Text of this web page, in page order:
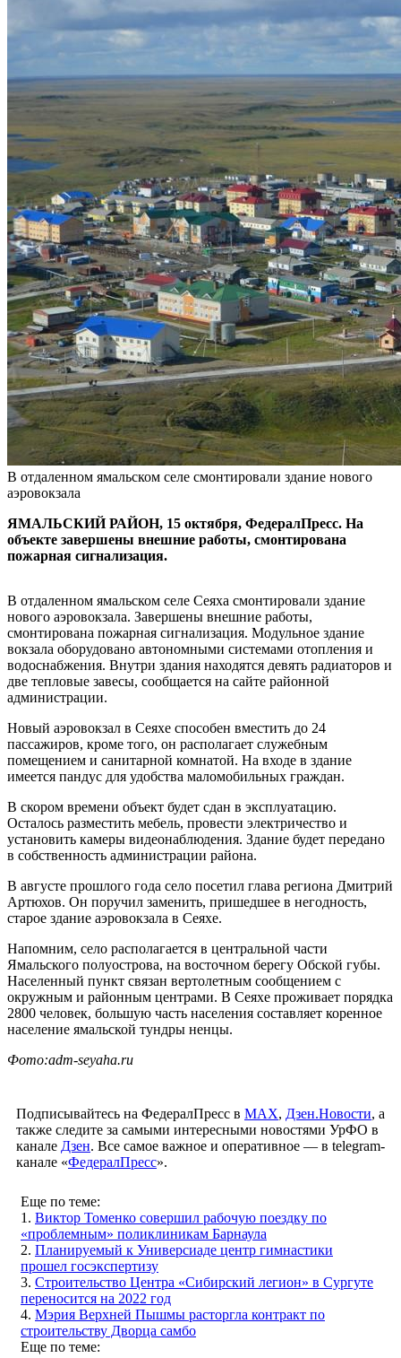
В отдаленном ямальском селе смонтировали здание нового
аэровокзала
ЯМАЛЬСКИЙ РАЙОН, 15 октября, ФедералПресс. На
объекте завершены внешние работы, смонтирована
пожарная сигнализация.
В отдаленном ямальском селе Сеяха смонтировали здание
нового аэровокзала. Завершены внешние работы,
смонтирована пожарная сигнализация. Модульное здание
вокзала оборудовано автономными системами отопления и
водоснабжения. Внутри здания находятся девять радиаторов и
две тепловые завесы, сообщается на сайте районной
администрации.
Новый аэровокзал в Сеяхе способен вместить до 24
пассажиров, кроме того, он располагает служебным
помещением и санитарной комнатой. На входе в здание
имеется пандус для удобства маломобильных граждан.
В скором времени объект будет сдан в эксплуатацию.
Осталось разместить мебель, провести электричество и
установить камеры видеонаблюдения. Здание будет передано
в собственность администрации района.
В августе прошлого года село посетил глава региона Дмитрий
Артюхов. Он поручил заменить, пришедшее в негодность,
старое здание аэровокзала в Сеяхе.
Напомним, село располагается в центральной части
Ямальского полуострова, на восточном берегу Обской губы.
Населенный пункт связан вертолетным сообщением с
окружным и районным центрами. В Сеяхе проживает порядка
2800 человек, большую часть населения составляет коренное
население ямальской тундры ненцы.
Фото:adm-seyaha.ru
Подписывайтесь на ФедералПресс в МАХ, Дзен.Новости, а
также следите за самыми интересными новостями УрФО в
канале Дзен. Все самое важное и оперативное — в telegram-
канале «ФедералПресс».
Еще по теме:
1. Виктор Томенко совершил рабочую поездку по
«проблемным» поликлиникам Барнаула
2. Планируемый к Универсиаде центр гимнастики
прошел госэкспертизу
3. Строительство Центра «Сибирский легион» в Сургуте
переносится на 2022 год
4. Мэрия Верхней Пышмы расторгла контракт по
строительству Дворца самбо
Еще по теме: